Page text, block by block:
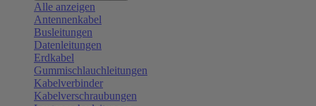
Alle anzeigen
Antennenkabel
Busleitungen
Datenleitungen
Erdkabel
Gummischlauchleitungen
Kabelverbinder
Kabelverschraubungen